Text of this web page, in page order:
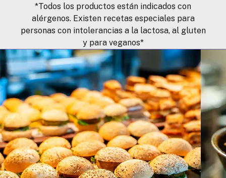
*Todos los productos están indicados con
alérgenos. Existen recetas especiales para
personas con intolerancias a la lactosa, al gluten
y para veganos*